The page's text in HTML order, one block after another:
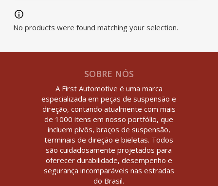
No products were found matching your selection.
SOBRE NÓS
A First Automotive é uma marca
especializada em peças de suspensão e
direção, contando atualmente com mais
de 1000 itens em nosso portfólio, que
incluem pivôs, braços de suspensão,
terminais de direção e bieletas. Todos
são cuidadosamente projetados para
oferecer durabilidade, desempenho e
segurança incomparáveis nas estradas
do Brasil.